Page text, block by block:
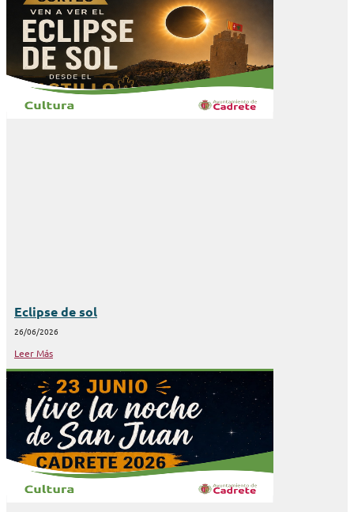
Eclipse de sol
26/06/2026
Leer Más